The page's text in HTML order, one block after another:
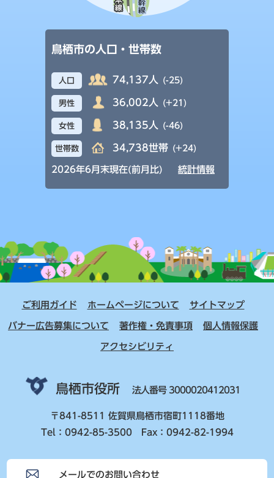
鳥栖市の人口・世帯数
人口 74,137人 (-25)
男性 36,002人 (+21)
女性 38,135人 (-46)
世帯数 34,738世帯 (+24)
2026年6月末現在(前月比) 統計情報
ご利用ガイド ホームページについて サイトマップ
バナー広告募集について 著作権・免責事項 個人情報保護
アクセシビリティ
鳥栖市役所 法人番号 3000020412031
〒841-8511 佐賀県鳥栖市宿町1118番地
Tel：0942-85-3500 Fax：0942-82-1994
メールでのお問い合わせ